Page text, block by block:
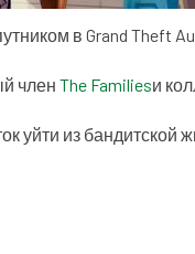
в Grand Theft
член The Familiesи
уйти из бандитской